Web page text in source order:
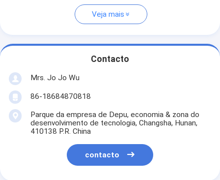
Veja mais
Contacto
Mrs. Jo Jo Wu
86-18684870818
Parque da empresa de Depu, economia & zona do
desenvolvimento de tecnologia, Changsha, Hunan,
410138 P.R. China
contacto